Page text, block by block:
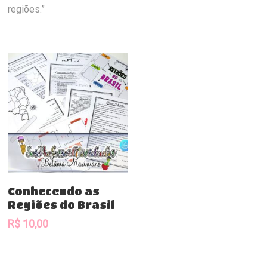
regiões.”
Comprar
Conhecendo as
Regiões do Brasil
R$ 10,00